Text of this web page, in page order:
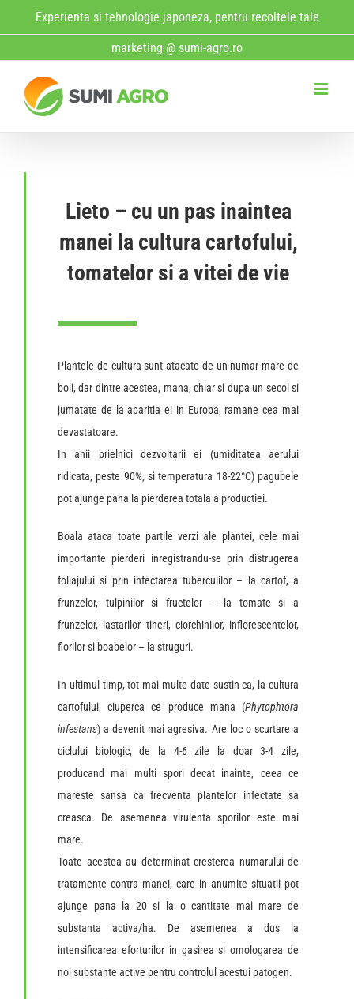
to
Experienta si tehnologie japoneza, pentru recoltele tale
marketing @ sumi-agro.ro
Lieto – cu un pas inaintea
manei la cultura cartofului,
tomatelor si a vitei de vie
Plantele de cultura sunt atacate de un numar mare de
boli, dar dintre acestea, mana, chiar si dupa un secol si
jumatate de la aparitia ei in Europa, ramane cea mai
devastatoare.
In anii prielnici dezvoltarii ei (umiditatea aerului
ridicata, peste 90%, si temperatura 18-22°C) pagubele
pot ajunge pana la pierderea totala a productiei.
Boala ataca toate partile verzi ale plantei, cele mai
importante pierderi inregistrandu-se prin distrugerea
foliajului si prin infectarea tuberculilor – la cartof, a
frunzelor, tulpinilor si fructelor – la tomate si a
frunzelor, lastarilor tineri, ciorchinilor, inflorescentelor,
florilor si boabelor – la struguri.
In ultimul timp, tot mai multe date sustin ca, la cultura
cartofului, ciuperca ce produce mana (Phytophtora
infestans) a devenit mai agresiva. Are loc o scurtare a
ciclului biologic, de la 4-6 zile la doar 3-4 zile,
producand mai multi spori decat inainte, ceea ce
mareste sansa ca frecventa plantelor infectate sa
creasca. De asemenea virulenta sporilor este mai
mare.
Toate acestea au determinat cresterea numarului de
tratamente contra manei, care in anumite situatii pot
ajunge pana la 20 si la o cantitate mai mare de
substanta activa/ha. De asemenea a dus la
intensificarea eforturilor in gasirea si omologarea de
noi substante active pentru controlul acestui patogen.